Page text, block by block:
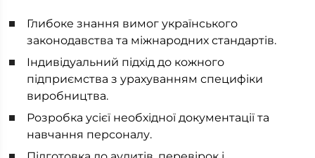
Глибоке знання вимог українського
законодавства та міжнародних стандартів.
Індивідуальний підхід до кожного
підприємства з урахуванням специфіки
виробництва.
Розробка усієї необхідної документації та
навчання персоналу.